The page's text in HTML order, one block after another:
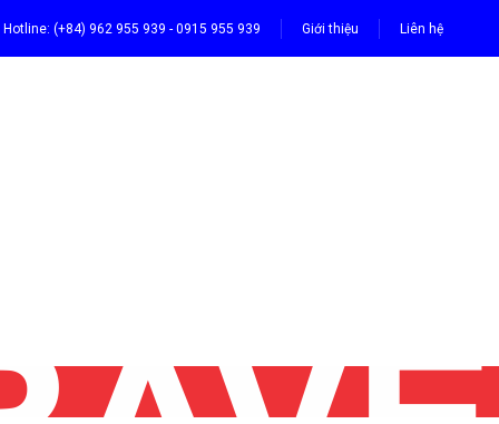
Hotline: (+84) 962 955 939 - 0915 955 939 Giới thiệu Liên hệ